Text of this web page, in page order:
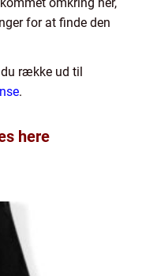
for at finde den
række ud til
.
here